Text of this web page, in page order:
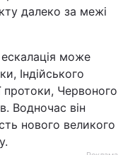
далеко за межі
може
Індійського
Червоного
Водночас він
нового великого